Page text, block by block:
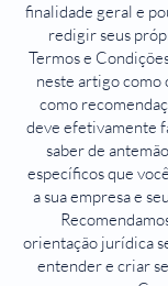
finalidade geral e
redigir seus
Termos e
neste artigo
como
deve efetivamente
saber de
específicos que
a sua empresa e
orientação jurídica
entender e criar